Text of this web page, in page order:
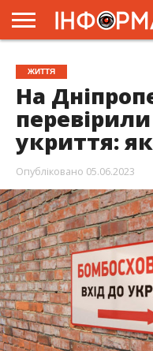
ГОЛОВНА
ЖИТТЯ
ВЛАДА
ГРОШІ
ТРЕШ
ПРЕС-
РЕЛІЗИ
РЕКЛАМА
ПРОЕКТИ
ЖИТТЯ
На
укриття:
Опубліковано 05.06.2023